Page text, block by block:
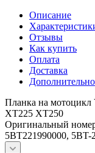
Описание
Отзывы
Как купить
Оплата
Доставка
Дополнительно
Планка на мотоцикл
XT225 XT250
Оригинальный
5BT221990000, 5BT-